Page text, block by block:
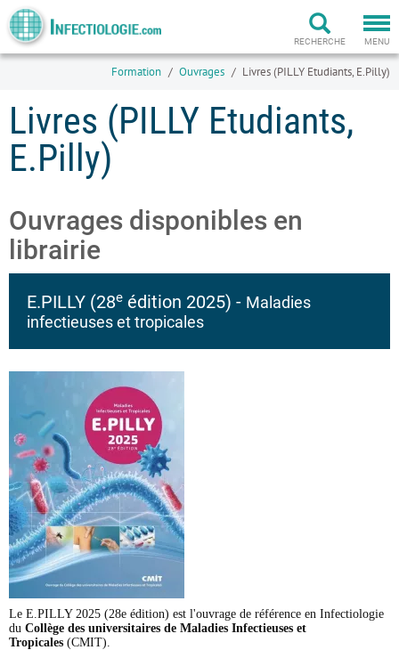
MENU
RECHERCHE
Formation Ouvrages Livres (PILLY Etudiants, E.Pilly)
Livres (PILLY Etudiants,
E.Pilly)
Ouvrages disponibles en
librairie
E.PILLY (28e édition 2025) - Maladies
infectieuses et tropicales
Le E.PILLY 2025 (28e édition) est l'ouvrage de référence en Infectiologie
du Collège des universitaires de Maladies Infectieuses et
Tropicales (CMIT).